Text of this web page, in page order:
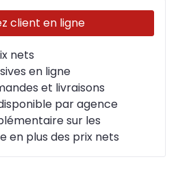
client en ligne
nets
en ligne
et livraisons
par agence
sur les
en plus des prix nets